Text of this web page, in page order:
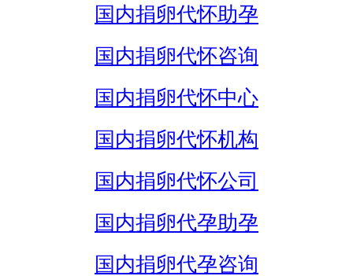
国内捐卵代怀助孕
国内捐卵代怀咨询
国内捐卵代怀中心
国内捐卵代怀机构
国内捐卵代怀公司
国内捐卵代孕助孕
国内捐卵代孕咨询